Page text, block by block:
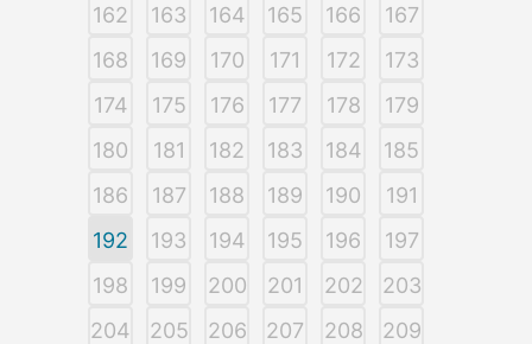
162
163 164 165 166
167
168
169 170 171 172
173
174
175 176 177 178
179
180
181 182 183 184
185
186
187 188 189 190
191
192
193 194 195 196
197
198
199 200 201 202
203
204
205 206 207 208
209